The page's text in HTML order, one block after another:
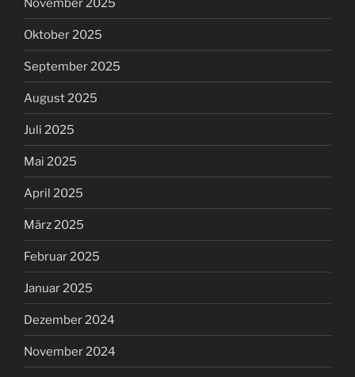
Oktober 2025
September 2025
August 2025
Juli 2025
Mai 2025
April 2025
März 2025
Februar 2025
Januar 2025
Dezember 2024
November 2024